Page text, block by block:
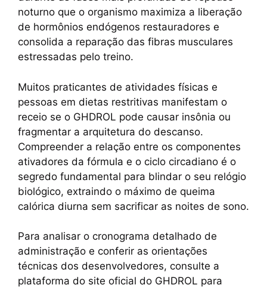
o
o
k
p
p
n
k
m
noturno que o organismo maximiza a liberação
de hormônios endógenos restauradores e
consolida a reparação das fibras musculares
estressadas pelo treino.
Muitos praticantes de atividades físicas e
pessoas em dietas restritivas manifestam o
receio se o GHDROL pode causar insônia ou
fragmentar a arquitetura do descanso.
Compreender a relação entre os componentes
ativadores da fórmula e o ciclo circadiano é o
segredo fundamental para blindar o seu relógio
biológico, extraindo o máximo de queima
calórica diurna sem sacrificar as noites de sono.
Para analisar o cronograma detalhado de
administração e conferir as orientações
técnicas dos desenvolvedores, consulte a
plataforma do site oficial do GHDROL para